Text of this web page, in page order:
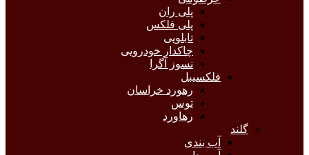
پلی ران
پلی فلکس
تابلویی
چاکدار خودرویی
نسوز آگرا
فلکسیبل
رهورد خراسان
توس
رهاورد
گلند
آب بندی